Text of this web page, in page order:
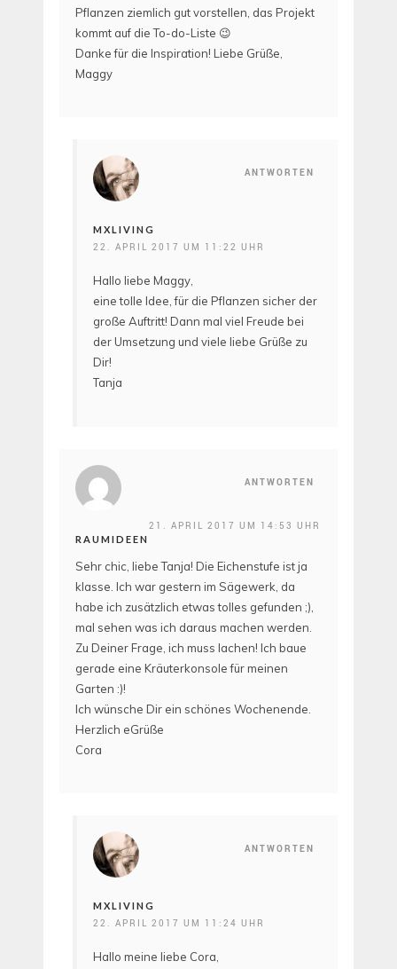
Pflanzen ziemlich gut vorstellen, das Projekt
kommt auf die To-do-Liste 😉
Danke für die Inspiration! Liebe Grüße,
Maggy
ANTWORTEN
MXLIVING
22. APRIL 2017 UM 11:22 UHR
Hallo liebe Maggy,
eine tolle Idee, für die Pflanzen sicher der
große Auftritt! Dann mal viel Freude bei
der Umsetzung und viele liebe Grüße zu
Dir!
Tanja
ANTWORTEN
RAUMIDEEN
21. APRIL 2017 UM 14:53 UHR
Sehr chic, liebe Tanja! Die Eichenstufe ist ja
klasse. Ich war gestern im Sägewerk, da
habe ich zusätzlich etwas tolles gefunden ;),
mal sehen was ich daraus machen werden.
Zu Deiner Frage, ich muss lachen! Ich baue
gerade eine Kräuterkonsole für meinen
Garten :)!
Ich wünsche Dir ein schönes Wochenende.
Herzlich eGrüße
Cora
ANTWORTEN
MXLIVING
22. APRIL 2017 UM 11:24 UHR
Hallo meine liebe Cora,